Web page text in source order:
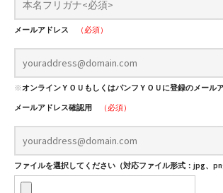
メールアドレス （必須）
※オンラインＹＯＵもしくはパンフＹＯＵに登録のメール
メールアドレス確認用
（必須）
ファイルを選択してください（対応ファイル形式：jpg、